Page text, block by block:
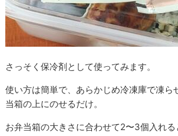
さっそく保冷剤として使ってみます。
使い方は簡単で、あらかじめ冷凍庫で凍ら
当箱の上にのせるだけ。
お弁当箱の大きさに合わせて2〜3個入れる